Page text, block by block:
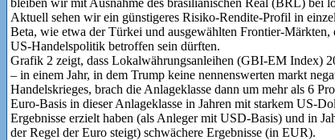
Aktuell sehen wir ein günstigeres Risiko-Rendite-Profil in
Beta, wie etwa der Türkei und ausgewählten Frontier-Märkten,
US-Handelspolitik betroffen sein dürften.
Grafik 2 zeigt, dass Lokalwährungsanleihen (GBI-EM Index)
– in einem Jahr, in dem Trump keine nennenswerten markt
Handelskrieges, brach die Anlageklasse dann um mehr als 6
Euro-Basis in dieser Anlageklasse in Jahren mit starkem US-
Ergebnisse erzielt haben (als Anleger mit USD-Basis) und in
der Regel der Euro steigt) schwächere Ergebnisse (in EUR).